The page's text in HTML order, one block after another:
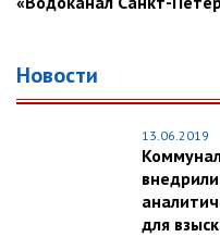
Новости
13.06.2019
для